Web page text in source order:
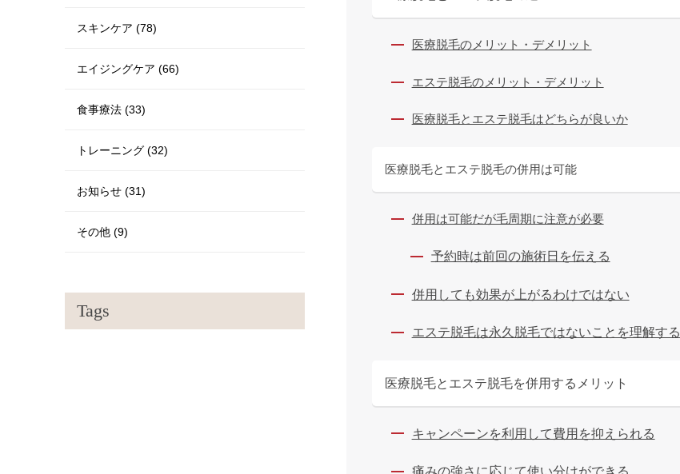
医療脱毛のメリット・デメリット
エステ脱毛のメリット・デメリット
医療脱毛とエステ脱毛はどちらが良いか
医療脱毛とエステ脱毛の併用は可能
併用は可能だが毛周期に注意が必要
予約時は前回の施術日を伝える
併用しても効果が上がるわけではない
エステ脱毛は永久脱毛ではないことを理解する
医療脱毛とエステ脱毛を併用するメリット
キャンペーンを利用して費用を抑えられる
スキンケア (78)
エイジングケア (66)
食事療法 (33)
トレーニング (32)
お知らせ (31)
その他 (9)
Tags